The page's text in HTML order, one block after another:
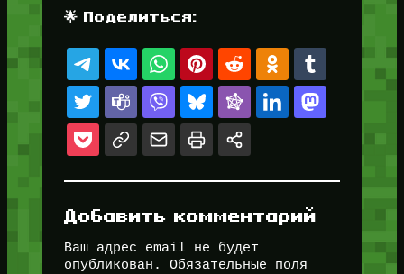
🌟 Поделиться:
Добавить комментарий
Ваш адрес email не будет
опубликован.
Обязательные поля